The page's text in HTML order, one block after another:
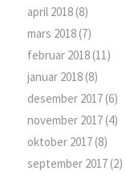
april 2018(8)
mars 2018(7)
februar 2018(11)
januar 2018(8)
desember 2017(6)
november 2017(4)
oktober 2017(8)
september 2017(2)